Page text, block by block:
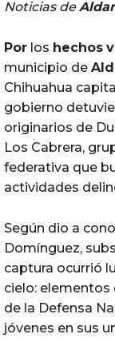
Noticias de
Por los hechos
municipio de
Chihuahua
gobierno
originarios de
Los Cabrera,
federativa que
actividades
Según dio a
Domínguez,
captura ocurrió
cielo: elementos
de la Defensa
jóvenes en sus